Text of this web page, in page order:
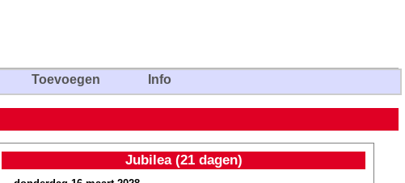
Toevoegen Info
Jubilea (21 dagen)